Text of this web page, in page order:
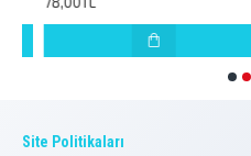
Site Politikaları